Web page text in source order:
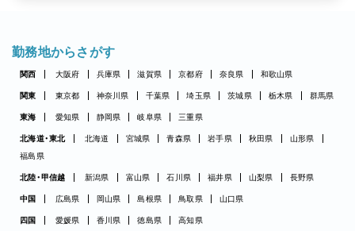
勤務地からさがす
関西 大阪府 兵庫県 滋賀県 京都府 奈良県 和歌山県
関東 東京都 神奈川県 千葉県 埼玉県 茨城県 栃木県 群馬県
東海 愛知県 静岡県 岐阜県 三重県
北海道・東北 北海道 宮城県 青森県 岩手県 秋田県
山形県
福島県
北陸・甲信越 新潟県 富山県 石川県 福井県 山梨県 長野県
中国 広島県 岡山県 島根県 鳥取県 山口県
四国 愛媛県 香川県 徳島県 高知県